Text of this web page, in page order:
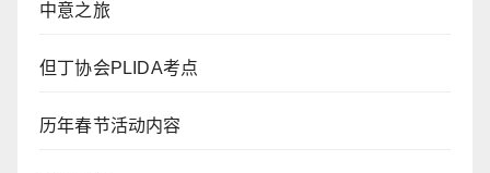
中意之旅
但丁协会PLIDA考点
历年春节活动内容